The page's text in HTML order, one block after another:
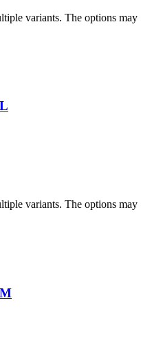
variants. The options may
variants. The options may